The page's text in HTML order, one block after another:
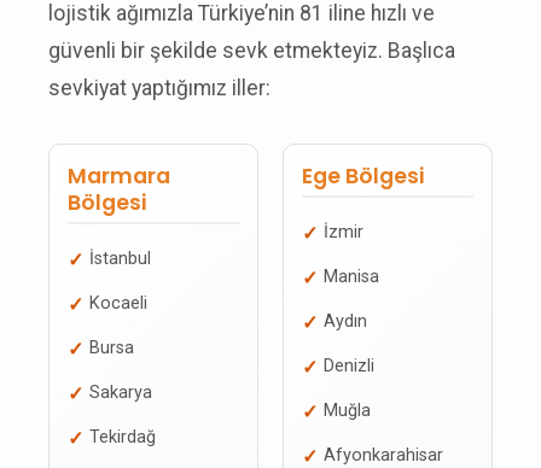
lojistik ağımızla Türkiye’nin 81 iline hızlı ve
güvenli bir şekilde sevk etmekteyiz. Başlıca
sevkiyat yaptığımız iller:
Marmara
Bölgesi
İstanbul
Kocaeli
Bursa
Sakarya
Tekirdağ
Ege Bölgesi
İzmir
Manisa
Aydın
Denizli
Muğla
Afyonkarahisar